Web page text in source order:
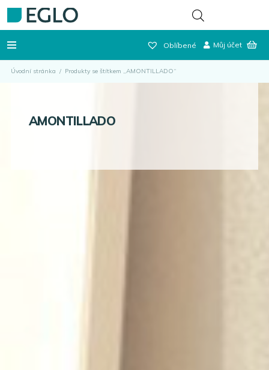
Oblíbené Můj účet
Úvodní stránka / Produkty se štítkem „AMONTILLADO“
AMONTILLADO